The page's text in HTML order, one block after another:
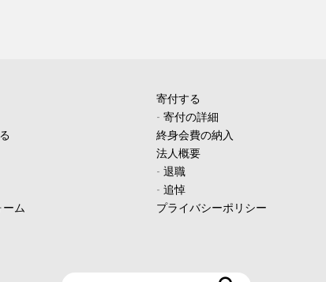
ム
寄付する
- 寄付の詳細
終身会費の納入
法人概要
- 退職
- 追悼
プライバシーポリシー